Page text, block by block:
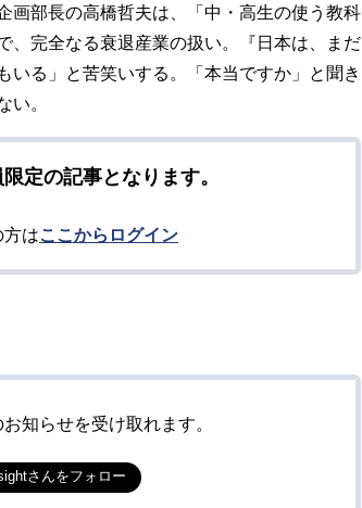
部長の高橋哲夫は、「中・高生の使う教科
、完全なる衰退産業の扱い。『日本は、まだ
いる」と苦笑いする。「本当ですか」と聞き
い。
定の記事となります。
方はここからログイン
知らせを受け取れます。
さんをフォロー